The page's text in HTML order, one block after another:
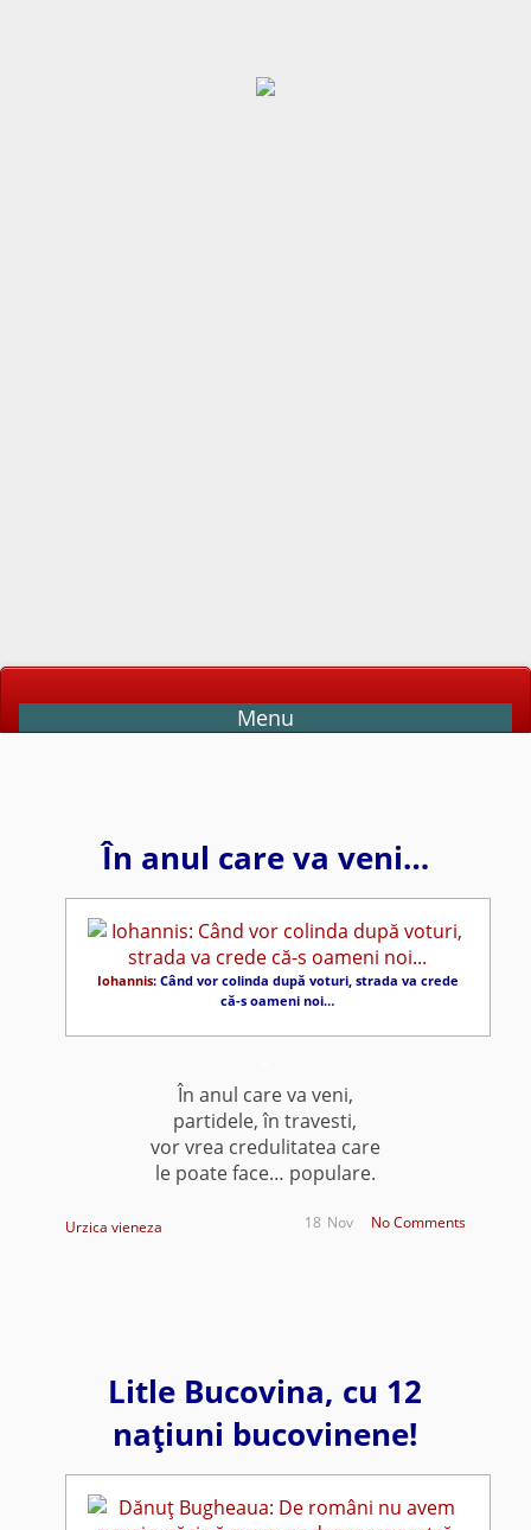
Menu
În anul care va veni…
Iohannis: Când vor colinda după voturi, strada va crede
că-s oameni noi…
În anul care va veni,
partidele, în travesti,
vor vrea credulitatea care
le poate face… populare.
Urzica vieneza No Comments
Nov
18
Litle Bucovina, cu 12
naţiuni bucovinene!